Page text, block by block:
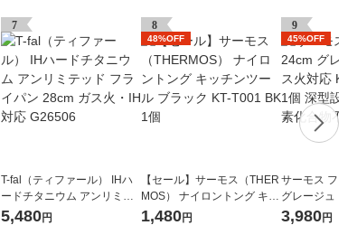
7
T-fal（ティファール） IHハ
ードチタニウム アンリミテ
ッド フライパン 28cm ガス
5,480円
8
48%OFF
【セール】サーモス（THER
MOS） ナイロントング キッ
チンツール ブラック KT-T00
1,480円
9
45%OFF
サーモス フラ
グレージュ IH/
FO-024 GG 1
3,980円